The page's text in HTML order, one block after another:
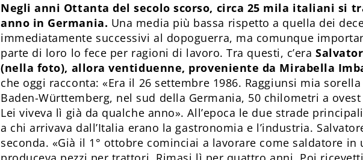
Negli anni Ottanta del secolo scorso, circa 25 mila italiani si
anno in Germania. Una media più bassa rispetto a quella dei
immediatamente successivi al dopoguerra, ma comunque
parte di loro lo fece per ragioni di lavoro. Tra questi, c’era
(nella foto), allora ventiduenne, proveniente da Mirabella
che oggi racconta: «Era il 26 settembre 1986. Raggiunsi mia
Baden-Württemberg, nel sud della Germania, 50 chilometri a
Lei viveva lì già da qualche anno». All’epoca le due strade
a chi arrivava dall’Italia erano la gastronomia e l’industria.
seconda. «Già il 1° ottobre cominciai a lavorare come saldatore in